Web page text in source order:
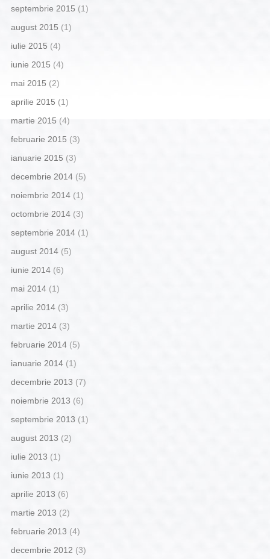
septembrie 2015 (1)
august 2015 (1)
iulie 2015 (4)
iunie 2015 (4)
mai 2015 (2)
aprilie 2015 (1)
martie 2015(4)
februarie 2015 (3)
ianuarie 2015 (3)
decembrie 2014(5)
noiembrie 2014(1)
octombrie 2014(3)
septembrie 2014(1)
august 2014(5)
iunie 2014(6)
mai 2014(1)
aprilie 2014(3)
martie 2014(3)
februarie 2014(5)
ianuarie 2014(1)
decembrie 2013 (7)
noiembrie 2013 (6)
septembrie 2013 (1)
august 2013 (2)
iulie 2013 (1)
iunie 2013 (1)
aprilie 2013 (6)
martie 2013 (2)
februarie 2013 (4)
decembrie 2012 (3)